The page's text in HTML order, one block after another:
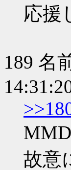
応援
189 名
故意